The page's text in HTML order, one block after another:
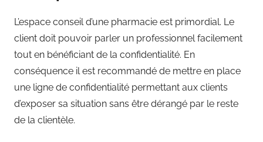
L’espace conseil d’une pharmacie est primordial. Le
client doit pouvoir parler un professionnel facilement
tout en bénéficiant de la confidentialité. En
conséquence il est recommandé de mettre en place
une ligne de confidentialité permettant aux clients
d’exposer sa situation sans être dérangé par le reste
de la clientèle.